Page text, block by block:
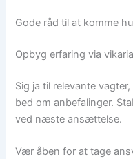
Gode råd til at komme
Opbyg erfaring via
Sig ja til relevante
bed om anbefalinger.
ved næste ansættelse.
Vær åben for at tage